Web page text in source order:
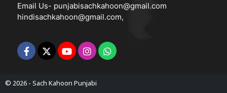
Email Us- punjabisachkahoon@gmail.com
hindisachkahoon@gmail.com,
© 2026 - Sach Kahoon Punjabi